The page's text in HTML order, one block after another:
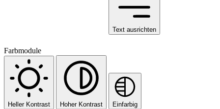
Text ausrichten
Farbmodule
Heller Kontrast Hoher Kontrast Einfarbig